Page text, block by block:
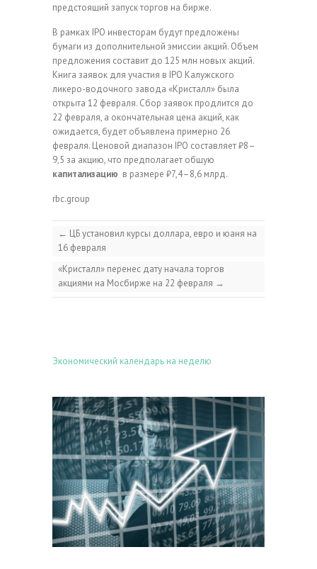
предстоящий запуск торгов на бирже.
В рамках IPO инвесторам будут предложены
бумаги из дополнительной эмиссии акций. Объем
предложения составит до 125 млн новых акций.
Книга заявок для участия в IPO Калужского
ликеро-водочного завода «Кристалл» была
открыта 12 февраля. Сбор заявок продлится до
22 февраля, а окончательная цена акций, как
ожидается, будет объявлена примерно 26
февраля. Ценовой диапазон IPO составляет ₽8–
9,5 за акцию, что предполагает общую
капитализацию в размере ₽7,4–8,6 млрд.
rbc.group
← ЦБ установил курсы доллара, евро и юаня на
16 февраля
«Кристалл» перенес дату начала торгов
акциями на Мосбирже на 22 февраля →
Экономический календарь на неделю